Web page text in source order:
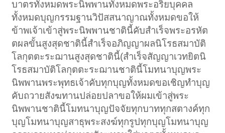
บาตรทั้งหมดพระนิพพานทั้งหมดพระอริยบุคคล
ทั้งหมดบุญกรรมฐานวิปัสสนาญาณทั้งหมดขอให้
ข้าพเจ้าเข้าสู่พระนิพพานชาตินี้คับสำเร็จพระอรหัต
ตผลขั้นสูงสุดชาตินี้สำเร็จอภิญญาผลนิโรธสมาบัติ
โลกุตตะระฌานสูงสุดชาตินี้(สำเร็จสัญญาเวทยิตนิ
โรธสมาบัติโลกุตตะระฌานชาตินี้โมทนาบุญพระ
นิพพานพระพุทธเจ้าคับทุกบุญทั้งหมดขอเชิญทำบุญ
คับถวายสังฆทานปล่อยปลาขอให้ผมเข้าสู่พระ
นิพพานชาตินี้โมทนาบุญปัจจัยทุกบาททุกสตางค์ทุก
บุญโมทนาบุญสาธุพระสงฆ์ทุกรูปทุกบุญโมทนาบุญ